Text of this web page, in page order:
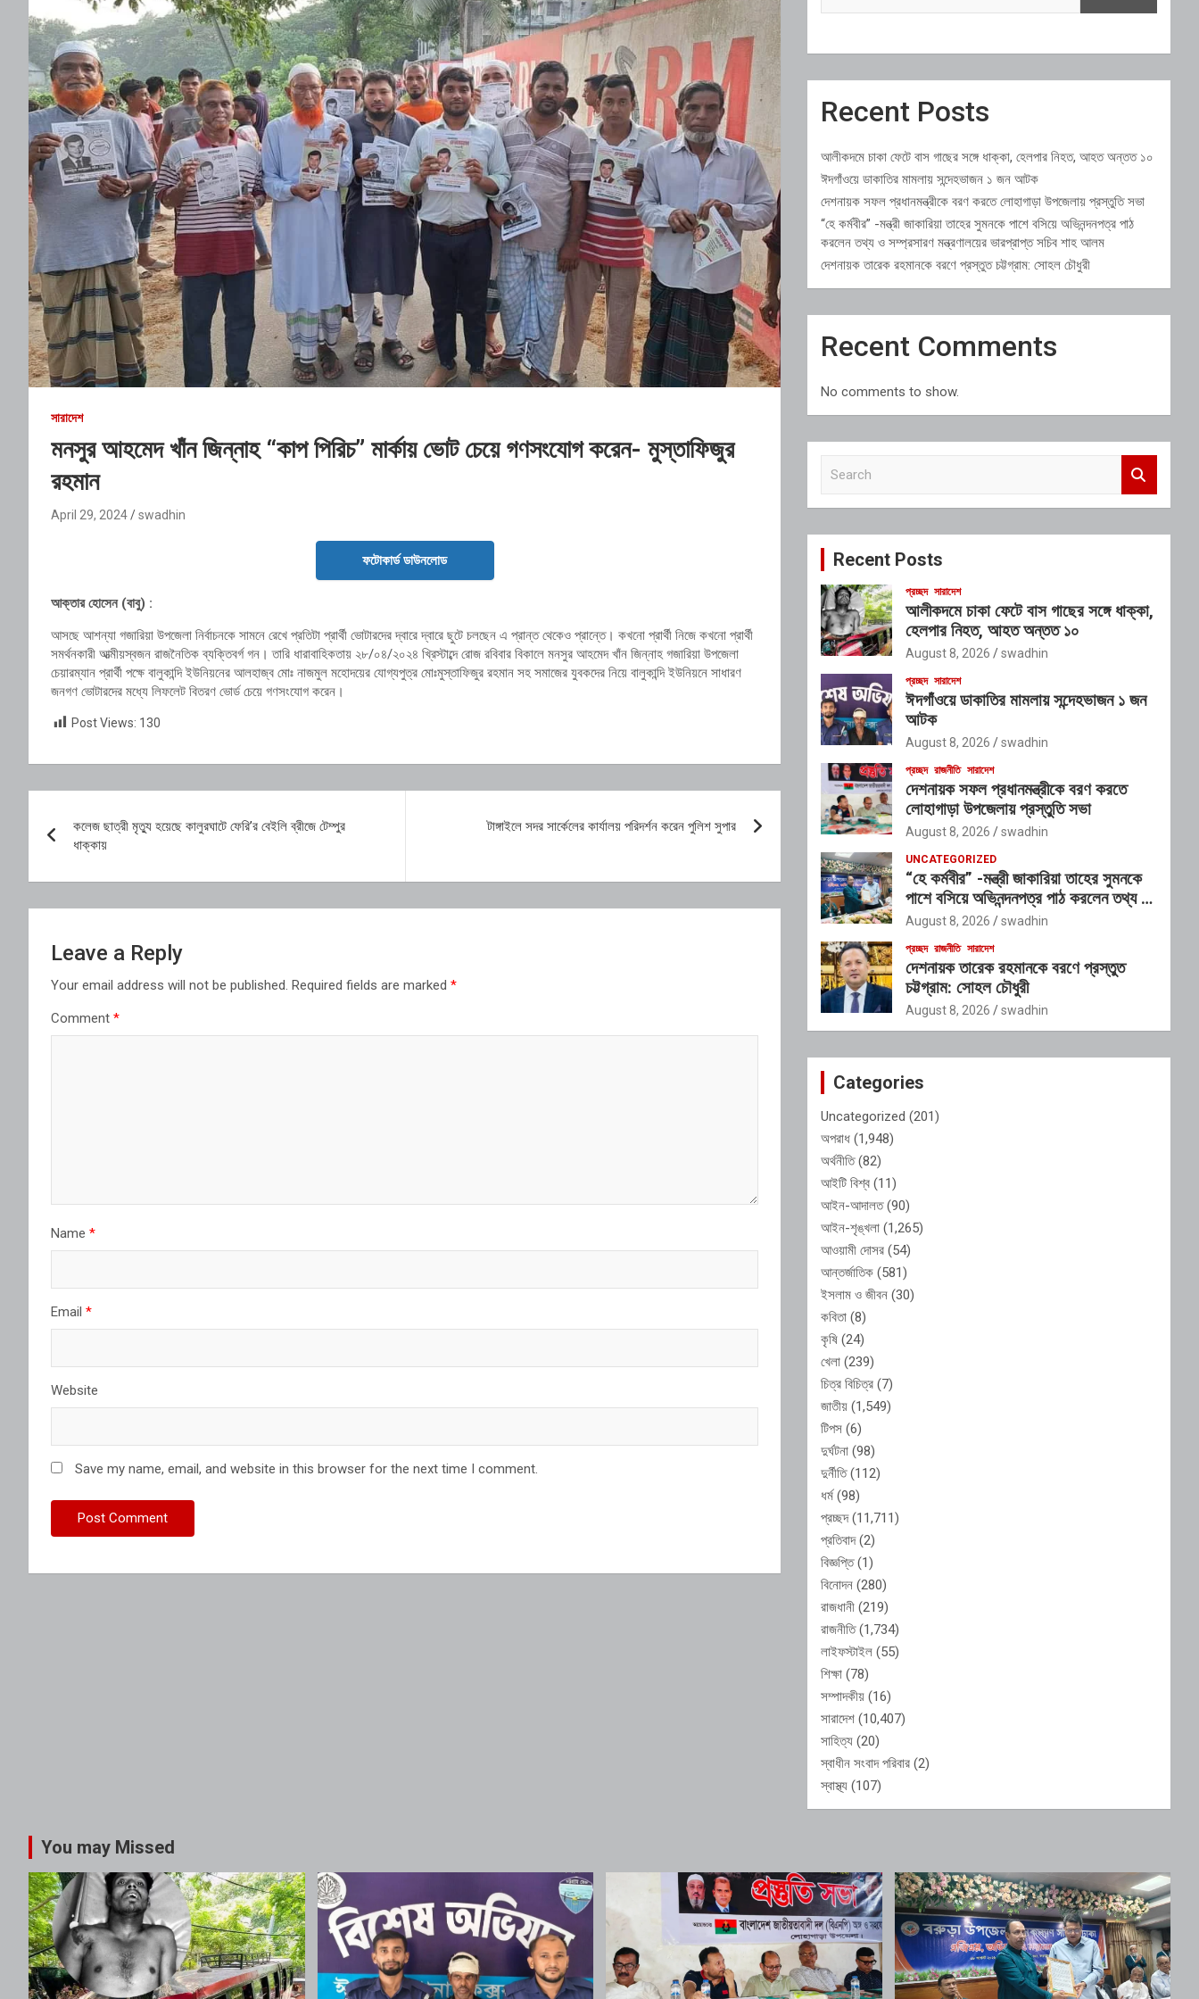
সারাদেশ
মনসুর আহমেদ খাঁন জিন্নাহ “কাপ পিরিচ” মার্কায় ভোট চেয়ে গণসংযোগ করেন- মুস্তাফিজুর
রহমান
April 29, 2024 swadhin
ফটোকার্ড ডাউনলোড
আক্তার হোসেন (বাবু) :
আসছে আশন্যা গজারিয়া উপজেলা নির্বাচনকে সামনে রেখে প্রতিটা প্রার্থী ভোটারদের দ্বারে দ্বারে ছুটে চলছেন এ প্রান্ত থেকেও প্রান্তে। কখনো প্রার্থী নিজে কখনো প্রার্থী
সমর্থনকারী আত্মীয়স্বজন রাজনৈতিক ব্যক্তিবর্গ গন। তারি ধারাবাহিকতায় ২৮/০৪/২০২৪ খ্রিস্টাব্দে রোজ রবিবার বিকালে মনসুর আহমেদ খাঁন জিন্নাহ গজারিয়া উপজেলা
চেয়ারম্যান প্রার্থী পক্ষে বালুকান্দি ইউনিয়নের আলহাজ্ব মোঃ নাজমুল মহোদয়ের যোগ্যপুত্র মোঃমুস্তাফিজুর রহমান সহ সমাজের যুবকদের নিয়ে বালুকান্দি ইউনিয়নে সাধারণ
জনগণ ভোটারদের মধ্যে লিফলেট বিতরণ ভোর্ড চেয়ে গণসংযোগ করেন।
Post Views: 130
navigation
কলেজ ছাত্রী মৃত্যু হয়েছে কালুরঘাটে ফেরি’র বেইলি ব্রীজে টেম্পুর
ধাক্কায়
টাঙ্গাইলে সদর সার্কেলের কার্যালয় পরিদর্শন করেন পুলিশ সুপার
Leave a Reply
Your email address will not be published. Required fields are marked *
Comment *
Name *
Email *
Website
Save my name, email, and website in this browser for the next time I comment.
Recent Posts
আলীকদমে চাকা ফেটে বাস গাছের সঙ্গে ধাক্কা, হেলপার নিহত, আহত অন্তত ১০
ঈদগাঁওয়ে ডাকাতির মামলায় সন্দেহভাজন ১ জন আটক
দেশনায়ক সফল প্রধানমন্ত্রীকে বরণ করতে লোহাগাড়া উপজেলায় প্রস্তুতি সভা
“হে কর্মবীর” -মন্ত্রী জাকারিয়া তাহের সুমনকে পাশে বসিয়ে অভিনন্দনপত্র পাঠ
করলেন তথ্য ও সম্প্রসারণ মন্ত্রণালয়ের ভারপ্রাপ্ত সচিব শাহ আলম
দেশনায়ক তারেক রহমানকে বরণে প্রস্তুত চট্টগ্রাম: সোহল চৌধুরী
Recent Comments
No comments to show.
c
Recent Posts
প্রচ্ছদ সারাদেশ
আলীকদমে চাকা ফেটে বাস গাছের সঙ্গে ধাক্কা,
হেলপার নিহত, আহত অন্তত ১০
August 8, 2026 swadhin
প্রচ্ছদ সারাদেশ
ঈদগাঁওয়ে ডাকাতির মামলায় সন্দেহভাজন ১ জন
আটক
August 8, 2026 swadhin
প্রচ্ছদ রাজনীতি সারাদেশ
দেশনায়ক সফল প্রধানমন্ত্রীকে বরণ করতে
লোহাগাড়া উপজেলায় প্রস্তুতি সভা
August 8, 2026 swadhin
UNCATEGORIZED
“হে কর্মবীর” -মন্ত্রী জাকারিয়া তাহের সুমনকে
পাশে বসিয়ে অভিনন্দনপত্র পাঠ করলেন তথ্য ও
সম্প্রসারণ মন্ত্রণালয়ের ভারপ্রাপ্ত সচিব শাহ
August 8, 2026 swadhin
প্রচ্ছদ রাজনীতি সারাদেশ
দেশনায়ক তারেক রহমানকে বরণে প্রস্তুত
চট্টগ্রাম: সোহল চৌধুরী
August 8, 2026 swadhin
Categories
Uncategorized (201)
অপরাধ (1,948)
অর্থনীতি(82)
আইটি বিশ্ব (11)
আইন-আদালত(90)
আইন-শৃঙ্খলা (1,265)
আওয়ামী দোসর (54)
আন্তর্জাতিক (581)
ইসলাম ও জীবন (30)
কবিতা (8)
কৃষি (24)
খেলা (239)
চিত্র বিচিত্র (7)
জাতীয় (1,549)
টিপস (6)
দুর্ঘটনা (98)
দুর্নীতি(112)
ধর্ম(98)
প্রচ্ছদ(11,711)
প্রতিবাদ(2)
বিজ্ঞপ্তি(1)
বিনোদন (280)
রাজধানী (219)
রাজনীতি(1,734)
লাইফস্টাইল (55)
শিক্ষা (78)
সম্পাদকীয় (16)
সারাদেশ (10,407)
সাহিত্য (20)
স্বাধীন সংবাদ পরিবার (2)
স্বাস্থ্য (107)
You may Missed